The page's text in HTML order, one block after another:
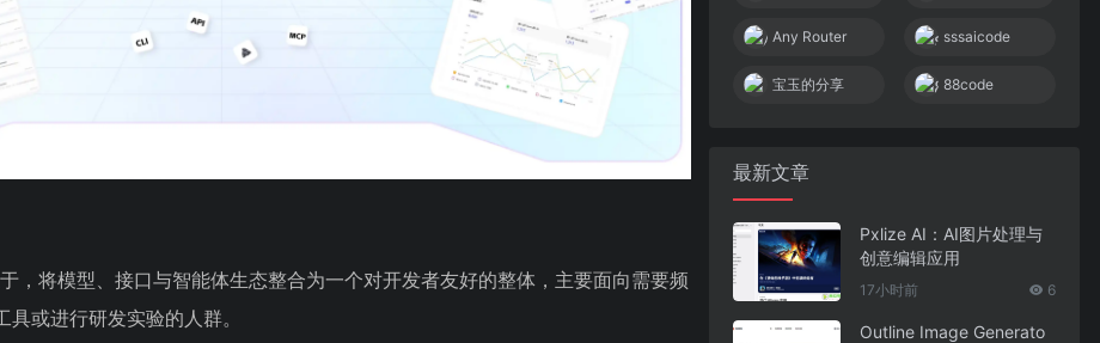
，将模型、接口与智能体生态整合为一个对开发者友好的整体，主要面向需要频
或进行研发实验的人群。
Any Router sssaicode
宝玉的分享 88code
最新文章
Pxlize AI：AI图片处理与
创意编辑应用
17小时前 6
Outline Image Generato